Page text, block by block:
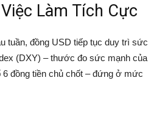
Làm Tích Cực
tuần, đồng USD tiếp tục duy trì sức
(DXY) – thước đo sức mạnh của
đồng tiền chủ chốt – đứng ở mức